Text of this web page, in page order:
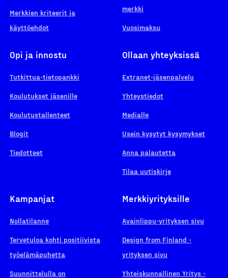
Merkkien kriteerit ja
käyttöehdot
merkki
Vuosimaksu
Opi ja innostu
Tutkittua-tietopankki
Koulutukset jäsenille
Koulutustallenteet
Blogit
Tiedotteet
Ollaan yhteyksissä
Extranet-jäsenpalvelu
Yhteystiedot
Medialle
Usein kysytyt kysymykset
Anna palautetta
Tilaa uutiskirje
Kampanjat
Nollatilanne
Tervetuloa kohti positiivista
työelämäpuhetta
Suunnittelulla on
Merkkiyrityksille
Avainlippu-yrityksen sivu
Design from Finland -
yrityksen sivu
Yhteiskunnallinen Yritys -